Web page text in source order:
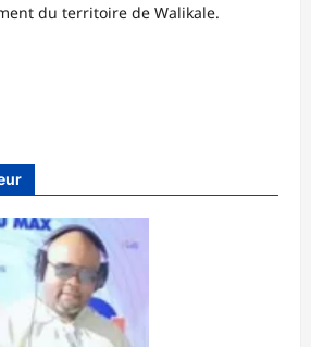
du territoire de Walikale.